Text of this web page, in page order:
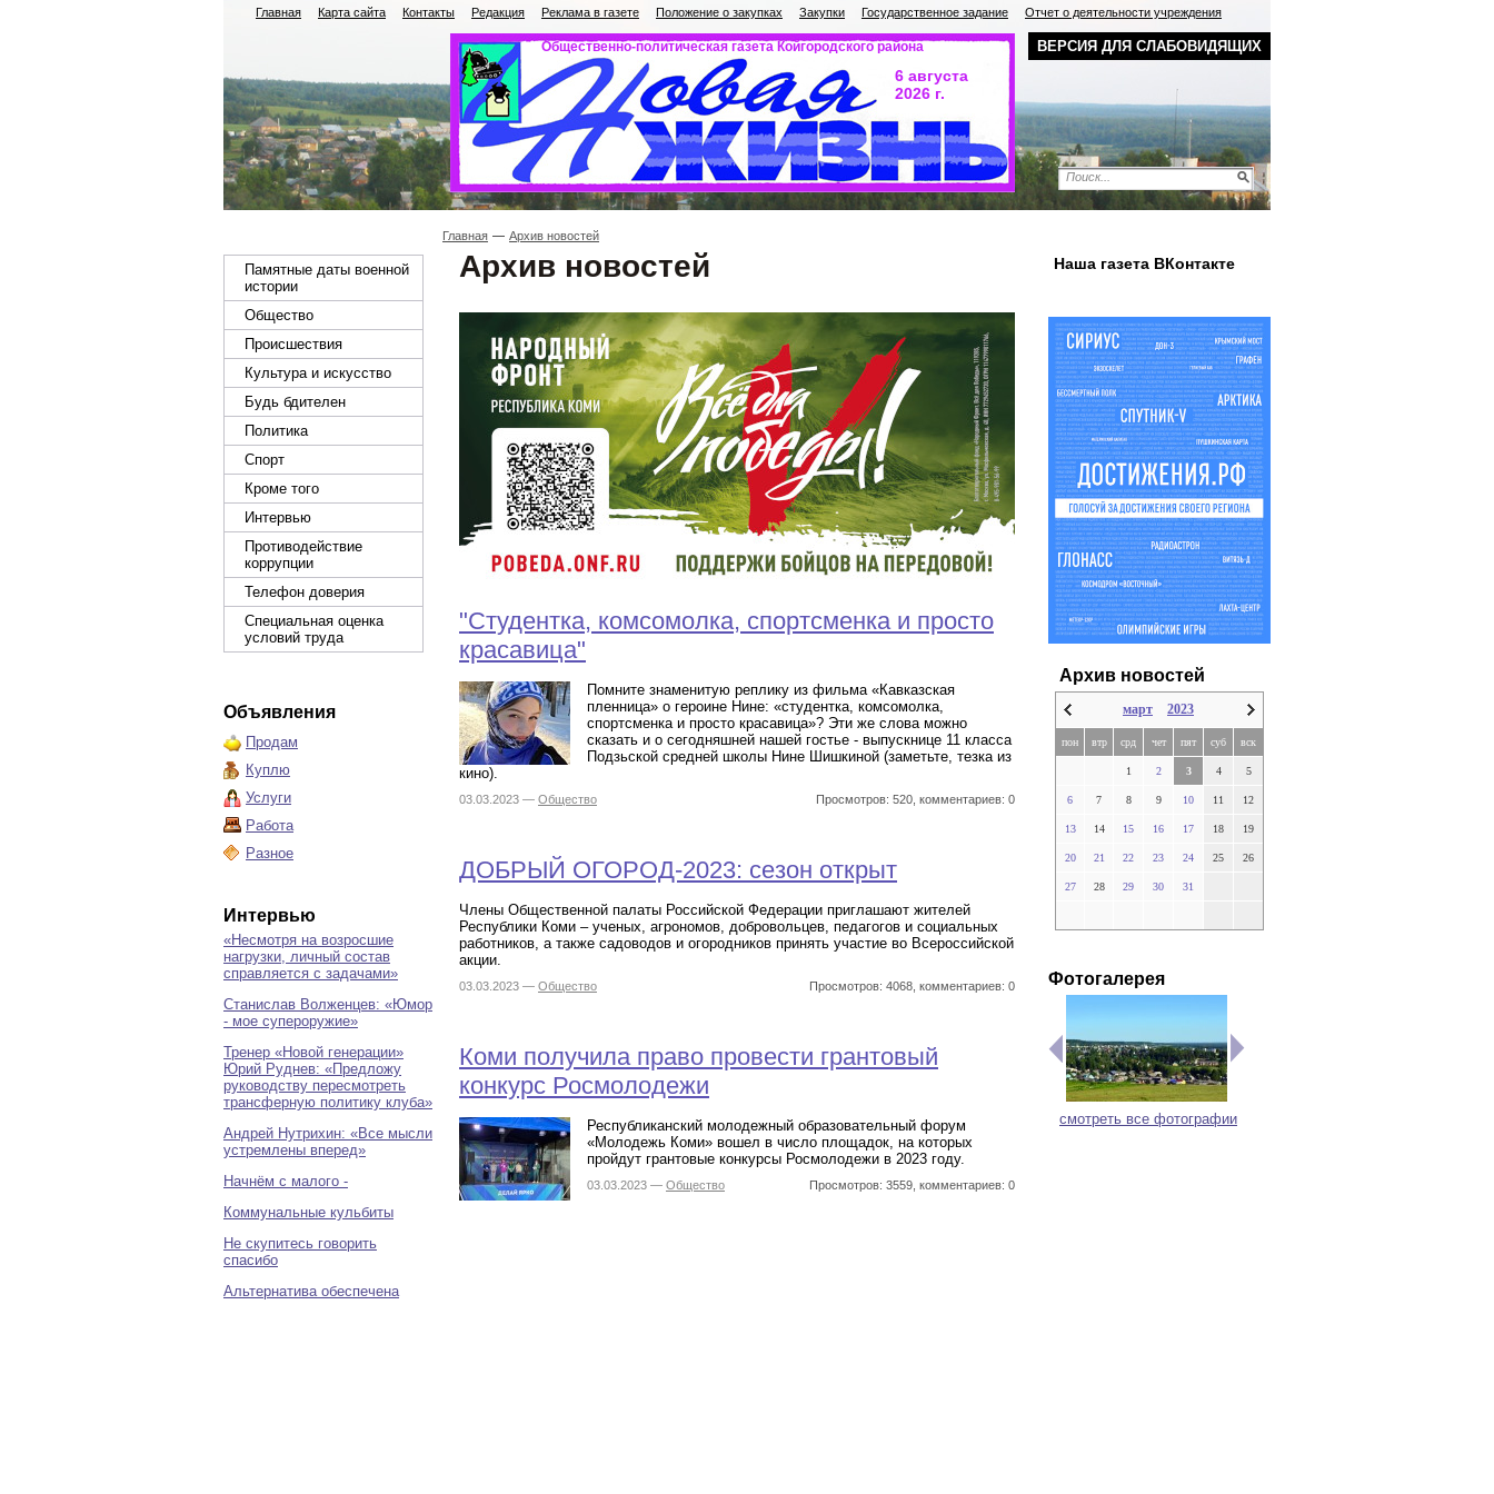
ВЕРСИЯ ДЛЯ СЛАБОВИДЯЩИХ
Главная Карта сайта Контакты Редакция Реклама в газете Положение о закупках Закупки Государственное задание Отчет о деятельности учреждения
Общественно-политическая газета Койгородского района
6 августа
2026 г.
Памятные даты военной
истории
Общество
Происшествия
Культура и искусство
Будь бдителен
Политика
Спорт
Кроме того
Интервью
Противодействие
коррупции
Телефон доверия
Специальная оценка
условий труда
Объявления
Продам
Куплю
Услуги
Работа
Разное
Интервью
«Несмотря на возросшие
нагрузки, личный состав
справляется с задачами»
Станислав Волженцев: «Юмор
- мое супероружие»
Тренер «Новой генерации»
Юрий Руднев: «Предложу
руководству пересмотреть
трансферную политику клуба»
Андрей Нутрихин: «Все мысли
устремлены вперед»
Начнём с малого -
Коммунальные кульбиты
Не скупитесь говорить
спасибо
Альтернатива обеспечена
Главная Архив новостей
Архив новостей
"Студентка, комсомолка, спортсменка и просто
красавица"
Помните знаменитую реплику из фильма «Кавказская
пленница» о героине Нине: «студентка, комсомолка,
спортсменка и просто красавица»? Эти же слова можно
сказать и о сегодняшней нашей гостье - выпускнице 11 класса
Подзьской средней школы Нине Шишкиной (заметьте, тезка из
кино).
03.03.2023 — Общество Просмотров: 520, комментариев: 0
ДОБРЫЙ ОГОРОД-2023: сезон открыт
Члены Общественной палаты Российской Федерации приглашают жителей
Республики Коми – ученых, агрономов, добровольцев, педагогов и социальных
работников, а также садоводов и огородников принять участие во Всероссийской
акции.
03.03.2023 — Общество Просмотров: 4068, комментариев: 0
Коми получила право провести грантовый
конкурс Росмолодежи
Республиканский молодежный образовательный форум
«Молодежь Коми» вошел в число площадок, на которых
пройдут грантовые конкурсы Росмолодежи в 2023 году.
03.03.2023 — Общество Просмотров: 3559, комментариев: 0
Наша газета ВКонтакте
Архив новостей
март 2023
пон втр срд чет пят суб вск
1 2 3 4 5
6 7 8 9 10 11 12
13 14 15 16 17 18 19
20 21 22 23 24 25 26
27 28 29 30 31
Фотогалерея
смотреть все фотографии